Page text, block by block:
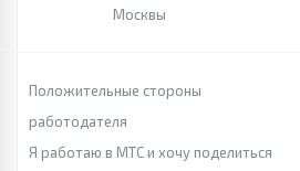
Москвы
Положительные стороны
работодателя
Я работаю в МТС и хочу поделиться